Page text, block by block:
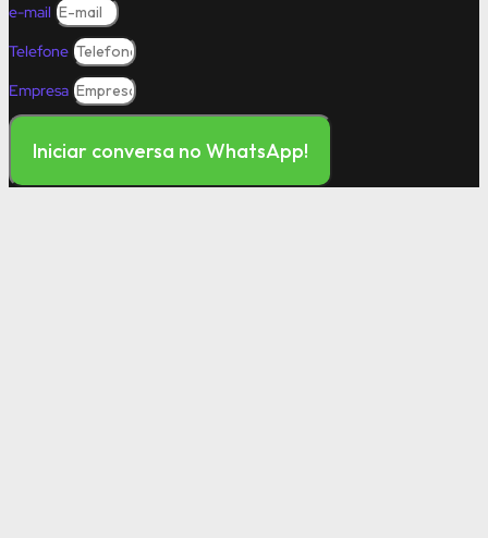
e-mail
Telefone
Empresa
Iniciar conversa no WhatsApp!